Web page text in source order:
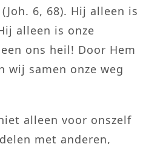
6, 68). Hij alleen is
alleen is onze
ons heil! Door Hem
wij samen onze weg
alleen voor onszelf
met anderen,